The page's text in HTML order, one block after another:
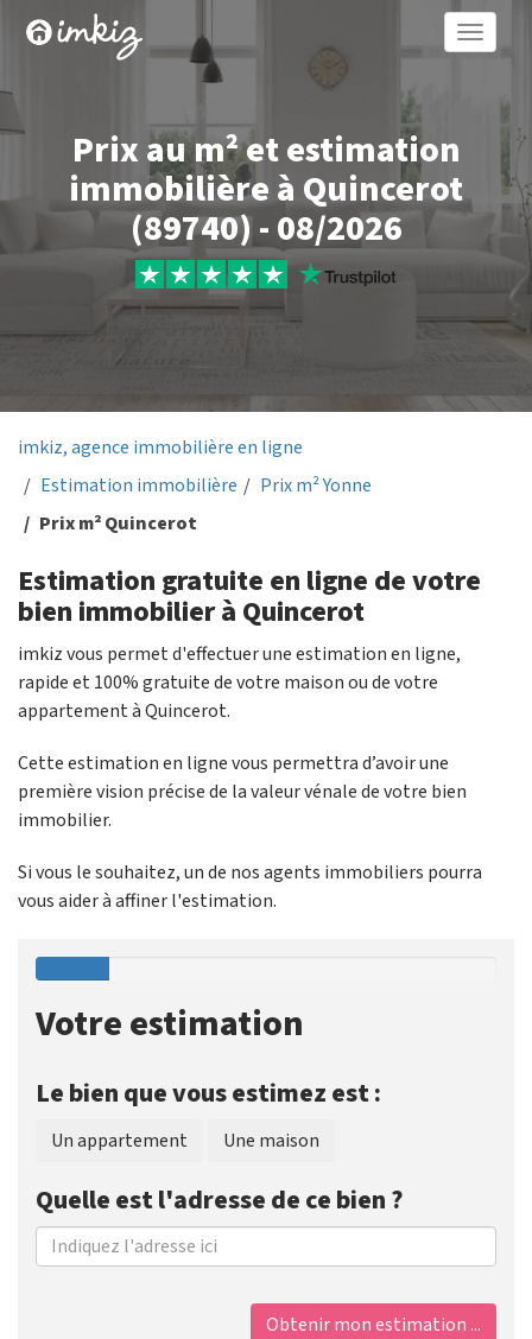
Toggle
Prix au m² et estimation
immobilière à Quincerot
(89740) - 08/2026
imkiz, agence immobilière en ligne
Estimation immobilière
Prix m² Yonne
Prix m² Quincerot
Estimation gratuite en ligne de votre
bien immobilier à Quincerot
imkiz vous permet d'effectuer une estimation en ligne,
rapide et 100% gratuite de votre maison ou de votre
appartement à Quincerot.
Cette estimation en ligne vous permettra d’avoir une
première vision précise de la valeur vénale de votre bien
immobilier.
Si vous le souhaitez, un de nos agents immobiliers pourra
vous aider à affiner l'estimation.
Votre estimation
Le bien que vous estimez est :
Un appartement Une maison
Quelle est l'adresse de ce bien ?
Obtenir mon estimation ...